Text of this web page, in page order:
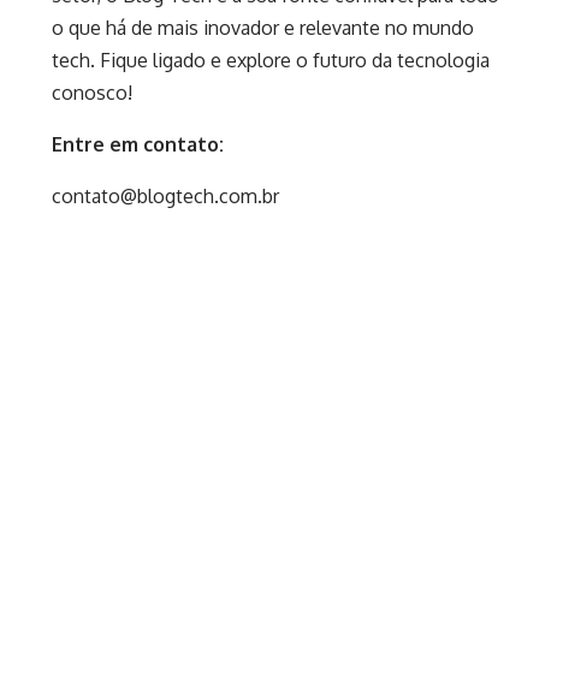
o que há de mais inovador e relevante no mundo
tech. Fique ligado e explore o futuro da tecnologia
conosco!
Entre em contato:
contato@blogtech.com.br